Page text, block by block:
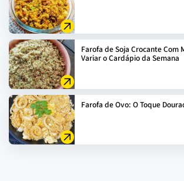
Farofa de Soja Crocante Com
Variar o Cardápio da Semana
Farofa de Ovo: O Toque